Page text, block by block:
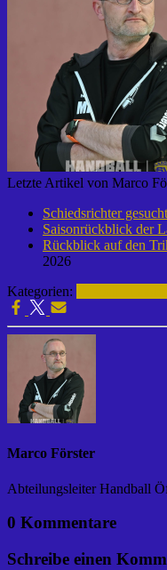
Letzte Artikel von Marco
Schiedsrichter gesucht
Saisonrückblick der
Rückblick auf den
2026
Kategorien:
Marco Förster
Abteilungsleiter Handball
0 Kommentare
Schreibe einen